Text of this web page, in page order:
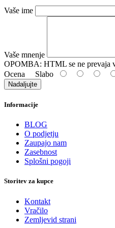
Vaše ime
Vaše mnenje
OPOMBA: HTML se ne prevaja
Ocena Slabo
Nadaljujte
Informacije
BLOG
O podjetju
Zaupajo nam
Zasebnost
Splošni pogoji
Storitev za kupce
Kontakt
Vračilo
Zemljevid strani